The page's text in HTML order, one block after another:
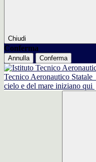
Chiudi
Conferma
Annulla Conferma
Tecnico Aeronautico Statale
cielo e del mare iniziano qui